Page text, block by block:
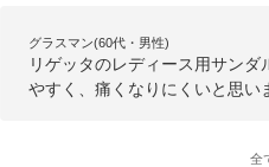
グラスマン(60代・男性)
リゲッタのレディース用サン
やすく、痛くなりにくいと思い
全